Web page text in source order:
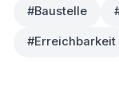
#Baustelle
#Erreichbarkeit